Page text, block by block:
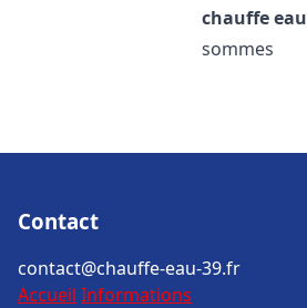
chauffe eau
sommes
Contact
contact@chauffe-eau-39.fr
Accueil Informations